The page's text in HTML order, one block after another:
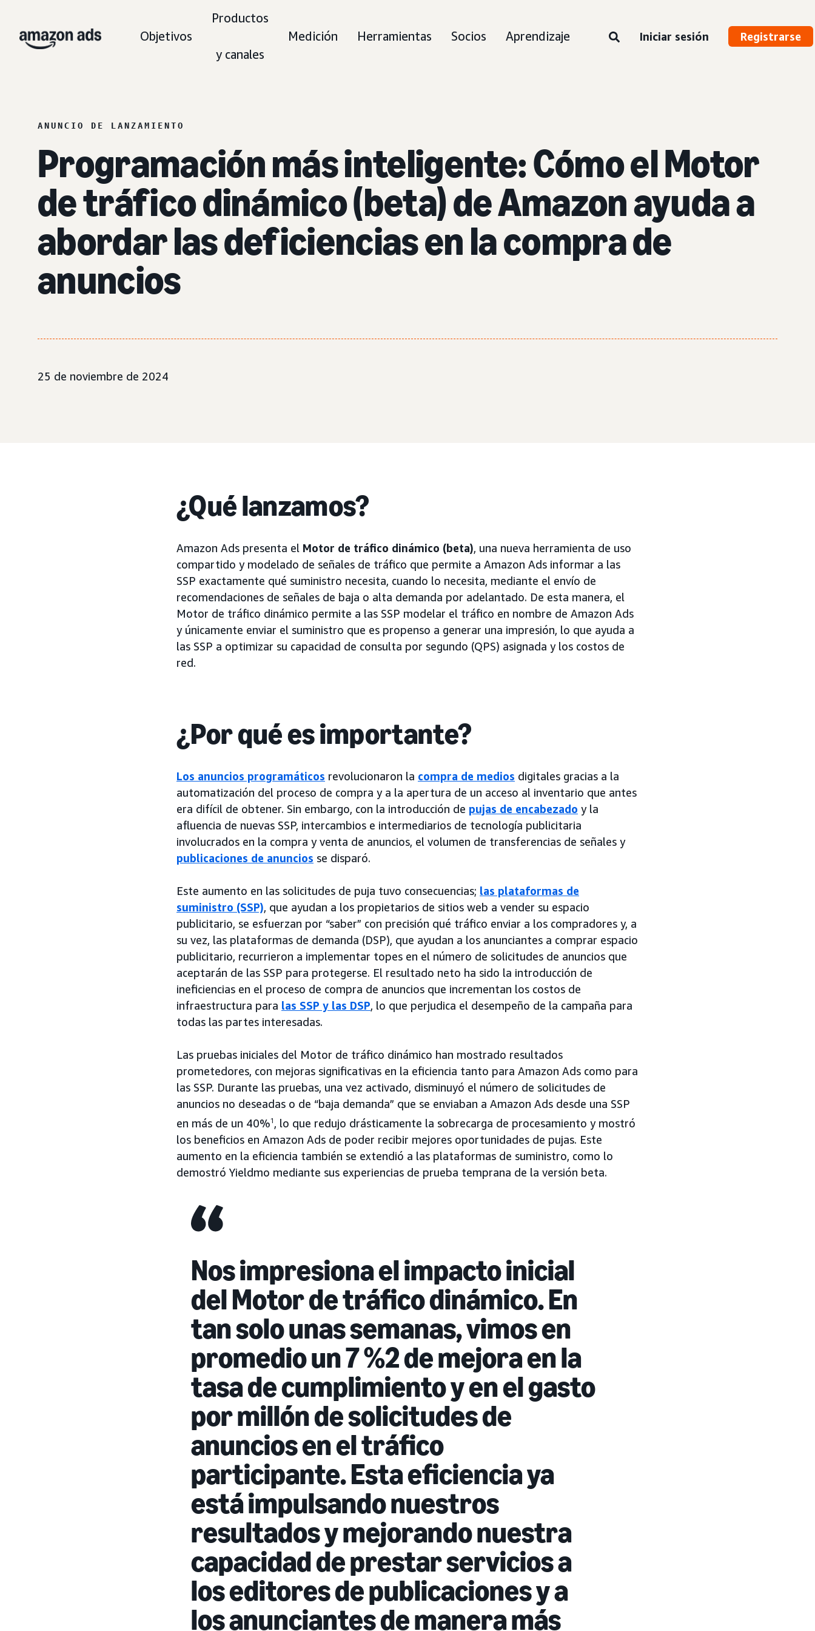
Objetivos
Productos
y canales
Medición Herramientas Socios Aprendizaje Iniciar sesión Registrarse
ANUNCIO DE LANZAMIENTO
Programación más inteligente: Cómo elMotor
de tráfico dinámico (beta) de Amazon ayuda a
abordar las deficiencias en la compra de
anuncios
25 de noviembre de 2024
¿Qué lanzamos?
Amazon Ads presenta el Motor de tráfico dinámico (beta), una nueva herramienta de uso
compartido y modelado de señales de tráfico que permite a Amazon Ads informar a las
SSP exactamente qué suministro necesita, cuando lo necesita, mediante el envío de
recomendaciones de señales de baja o alta demanda por adelantado. De esta manera, el
Motor de tráfico dinámico permite a las SSP modelar el tráfico en nombre de Amazon Ads
y únicamente enviar el suministro que es propenso a generar una impresión, lo que ayuda a
las SSP a optimizar su capacidad de consulta por segundo (QPS) asignada y los costos de
red.
¿Por qué es importante?
Los anuncios programáticos revolucionaron la compra de medios digitales gracias a la
automatización del proceso de compra y a la apertura de un acceso al inventario que antes
era difícil de obtener. Sin embargo, con la introducción de pujas de encabezado y la
afluencia de nuevas SSP, intercambios e intermediarios de tecnología publicitaria
involucrados en la compra y venta de anuncios, el volumen de transferencias de señales y
publicaciones de anuncios se disparó.
Este aumento en las solicitudes de puja tuvo consecuencias; las plataformas de
suministro (SSP), que ayudan a los propietarios de sitios web a vender su espacio
publicitario, se esfuerzan por “saber” con precisión qué tráfico enviar a los compradores y, a
su vez, las plataformas de demanda (DSP), que ayudan a los anunciantes a comprar espacio
publicitario, recurrieron a implementar topes en el número de solicitudes de anuncios que
aceptarán de las SSP para protegerse. El resultado neto ha sido la introducción de
ineficiencias en el proceso de compra de anuncios que incrementan los costos de
infraestructura para las SSP y las DSP, lo que perjudica el desempeño de la campaña para
todas las partes interesadas.
Las pruebas iniciales del Motor de tráfico dinámico han mostrado resultados
prometedores, con mejoras significativas en la eficiencia tanto para Amazon Ads como para
las SSP. Durante las pruebas, una vez activado, disminuyó el número de solicitudes de
anuncios no deseadas o de “baja demanda” que se enviaban a Amazon Ads desde una SSP
en más de un 40%1 , lo que redujo drásticamente la sobrecarga de procesamiento y mostró
los beneficios en Amazon Ads de poder recibir mejores oportunidades de pujas. Este
aumento en la eficiencia también se extendió a las plataformas de suministro, como lo
demostró Yieldmo mediante sus experiencias de prueba temprana de la versión beta.
Nos impresiona el impacto inicial
del Motor de tráfico dinámico. En
tan solo unas semanas, vimos en
promedio un 7 %2 de mejora en la
tasa de cumplimiento y en el gasto
por millón de solicitudes de
anuncios en el tráfico
participante. Esta eficiencia ya
está impulsando nuestros
resultados y mejorando nuestra
capacidad de prestar servicios a
los editores de publicaciones y a
los anunciantes de manera más